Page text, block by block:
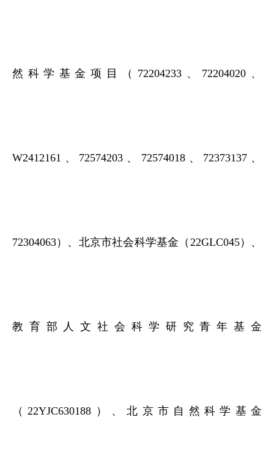
然科学基金项目（72204233、72204020、
W2412161、72574203、72574018、72373137、
72304063）、北京市社会科学基金（22GLC045）、
教育部人文社会科学研究青年基金
（22YJC630188）、北京市自然科学基金